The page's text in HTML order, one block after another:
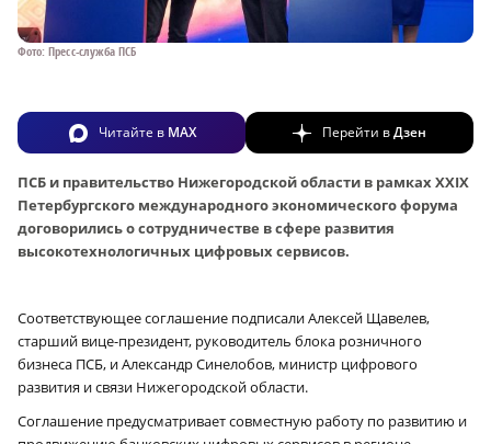
Фото: Пресс-служба ПСБ
Читайте в MAX Перейти вДзен
ПСБ и правительство Нижегородской области в рамках XXIX
Петербургского международного экономического форума
договорились о сотрудничестве в сфере развития
высокотехнологичных цифровых сервисов.
Соответствующее соглашение подписали Алексей Щавелев,
старший вице-президент, руководитель блока розничного
бизнеса ПСБ, и Александр Синелобов, министр цифрового
развития и связи Нижегородской области.
Соглашение предусматривает совместную работу по развитию и